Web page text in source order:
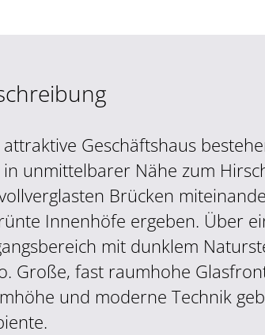
attraktive Geschäftshaus
in unmittelbarer Nähe zum
Brücken
Innenhöfe ergeben. Über
mit dunklem
Große, fast raumhohe
und moderne Technik